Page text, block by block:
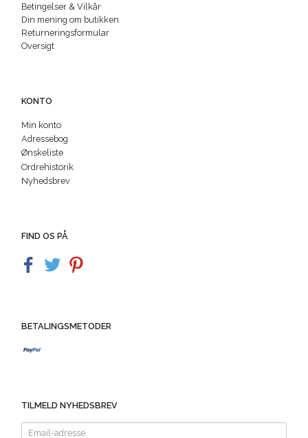
Betingelser & Vilkår
Din mening om butikken
Returneringsformular
Oversigt
KONTO
Min konto
Adressebog
Ønskeliste
Ordrehistorik
Nyhedsbrev
FIND OS PÅ
BETALINGSMETODER
TILMELD NYHEDSBREV
Email-